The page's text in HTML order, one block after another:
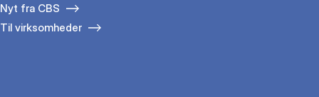
Nyt fra CBS
Til virksomheder